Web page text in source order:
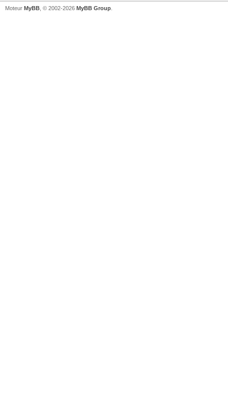
Moteur MyBB , © 2002-2026 MyBB Group